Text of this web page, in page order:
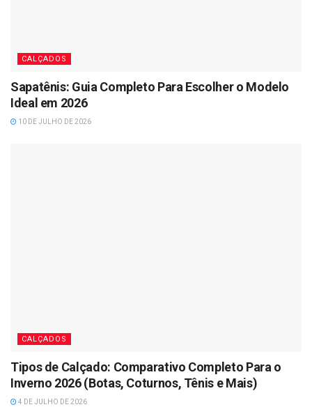
CALÇADOS
Sapatênis: Guia Completo Para Escolher o Modelo
Ideal em 2026
10 DE JULHO DE 2026
CALÇADOS
Tipos de Calçado: Comparativo Completo Para o
Inverno 2026 (Botas, Coturnos, Tênis e Mais)
4 DE JULHO DE 2026